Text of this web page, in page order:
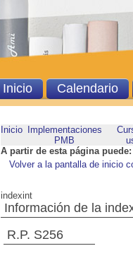
Inicio
Implementaciones
PMB
A partir de esta página puede:
Volver a la pantalla de inicio
indexint
Información de la
R.P. S256
Inicio Calendario